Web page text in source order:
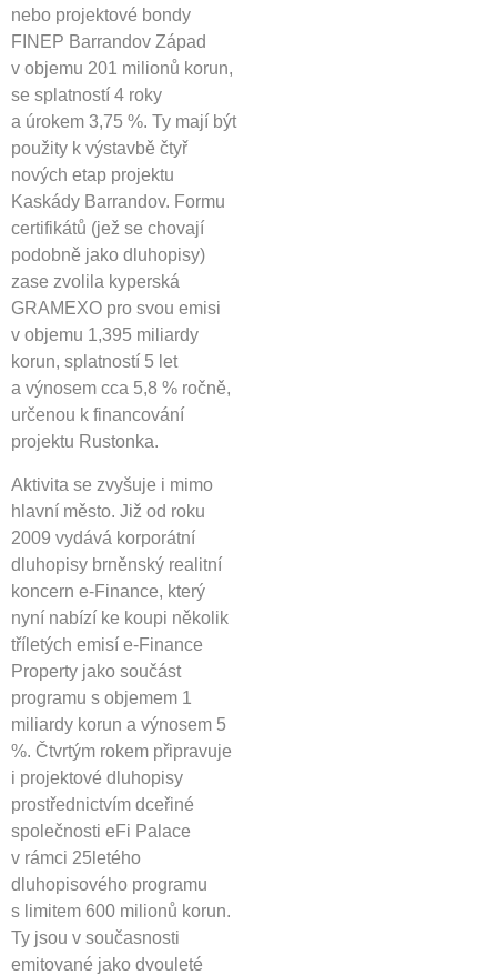
nebo projektové bondy
FINEP Barrandov Západ
v objemu 201 milionů korun,
se splatností 4 roky
a úrokem 3,75 %. Ty mají být
použity k výstavbě čtyř
nových etap projektu
Kaskády Barrandov. Formu
certifikátů (jež se chovají
podobně jako dluhopisy)
zase zvolila kyperská
GRAMEXO pro svou emisi
v objemu 1,395 miliardy
korun, splatností 5 let
a výnosem cca 5,8 % ročně,
určenou k financování
projektu Rustonka.
Aktivita se zvyšuje i mimo
hlavní město. Již od roku
2009 vydává korporátní
dluhopisy brněnský realitní
koncern e-Finance, který
nyní nabízí ke koupi několik
tříletých emisí e-Finance
Property jako součást
programu s objemem 1
miliardy korun a výnosem 5
%. Čtvrtým rokem připravuje
i projektové dluhopisy
prostřednictvím dceřiné
společnosti eFi Palace
v rámci 25letého
dluhopisového programu
s limitem 600 milionů korun.
Ty jsou v současnosti
emitované jako dvouleté